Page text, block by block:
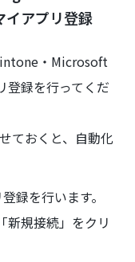
アプリ登録
・Microsoft
登録を行ってくだ
ておくと、自動化
録を行います。
規接続」をクリ